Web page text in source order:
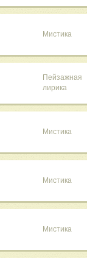
Мистика
Пейзажная
лирика
Мистика
Мистика
Мистика